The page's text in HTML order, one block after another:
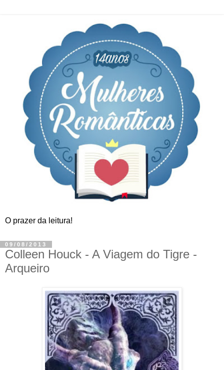
O prazer da leitura!
09/08/2013
Colleen Houck - A Viagem do Tigre -
Arqueiro